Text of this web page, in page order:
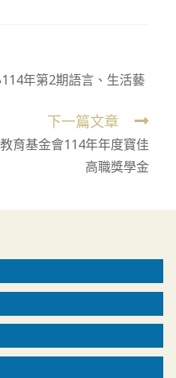
年第2期語言、生活藝
下一篇文章
育基金會114年年度寶佳
高職獎學金